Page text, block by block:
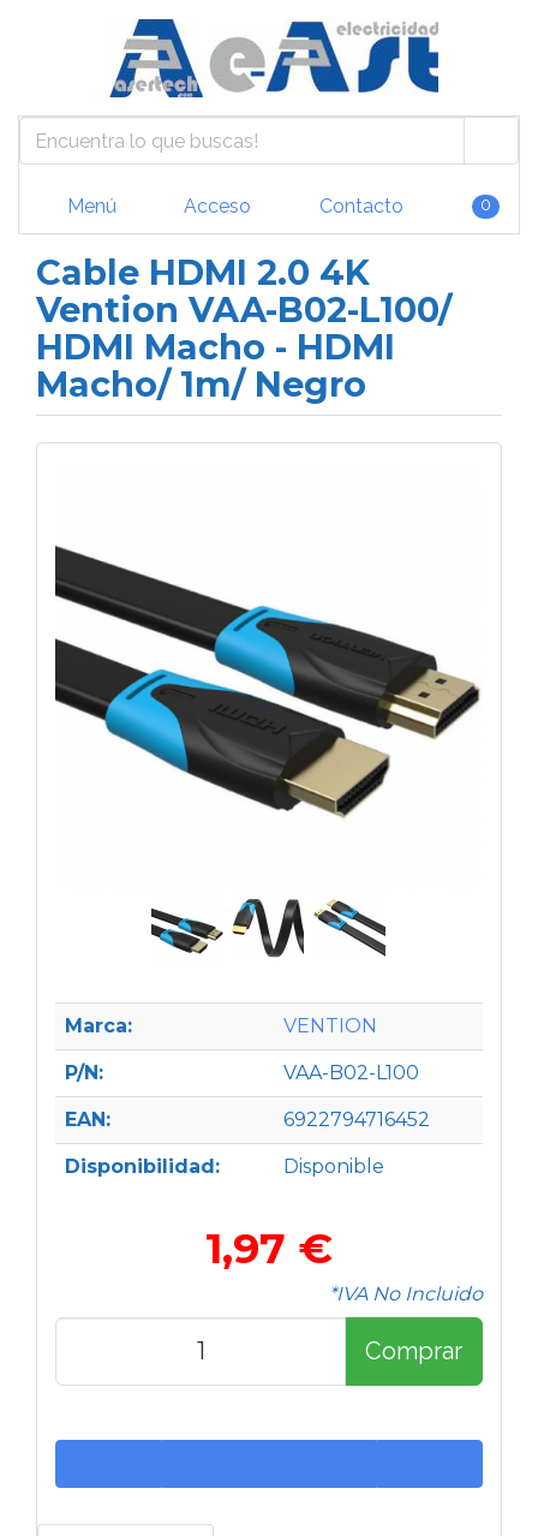
Menú Acceso Contacto 0
Cable HDMI 2.0 4K
Vention VAA-B02-L100/
HDMI Macho - HDMI
Macho/ 1m/ Negro
Marca: VENTION
P/N: VAA-B02-L100
EAN: 6922794716452
Disponibilidad: Disponible
1,97 €
*IVA No Incluido
Comprar